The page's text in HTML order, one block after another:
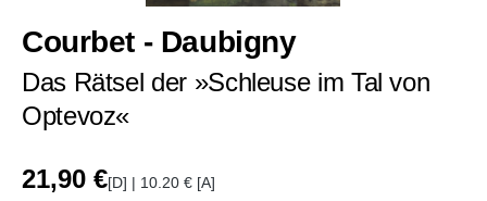
Courbet - Daubigny
Das Rätsel der »Schleuse im Tal von
Optevoz«
21,90 €[D] | 10.20 € [A]